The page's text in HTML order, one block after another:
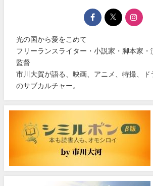
光の国から愛をこめて
フリーランスライター・小説家・脚本家・
監督
市川大賀が語る、映画、アニメ、特撮、ド
のサブカルチャー。